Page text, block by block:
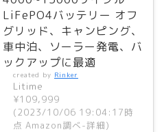
LiFePO4バッテリー オフ
グリッド、キャンピング、
車中泊、ソーラー発電、バ
ックアップに最適
created by Rinker
Litime
¥109,999
(2023/10/06 19:04:17時
点 Amazon調べ-詳細)